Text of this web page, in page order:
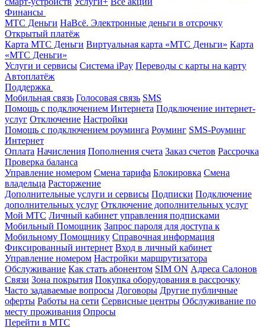
Финансы
МТС Деньги НаВсё. Электронные деньги в отсрочку
Открытый платёж
Карта МТС Деньги Виртуальная карта «МТС Деньги» Карта
«МТС Деньги»
Услуги и сервисы Система iPay Переводы с карты на карту
Автоплатёж
Поддержка
Мобильная связь Голосовая связь SMS
Помощь с подключением Интернета Подключение интернет-
услуг Отключение Настройки
Помощь с подключением роуминга Роуминг SMS-Роуминг
Интернет
Оплата Начисления Пополнения счета Заказ счетов Рассрочка
Проверка баланса
Управление номером Смена тарифа Блокировка Смена
владельца Расторжение
Дополнительные услуги и сервисы Подписки Подключение
дополнительных услуг Отключение дополнительных услуг
Мой МТС Личный кабинет управления подписками
Мобильный Помощник Запрос пароля для доступа к
Мобильному Помощнику Справочная информация
Фиксированный интернет Вход в личный кабинет
Управление номером Настройки маршрутизатора
Обслуживание Как стать абонентом SIM ON Адреса Салонов
Связи Зона покрытия Покупка оборудования в рассрочку
Часто задаваемые вопросы Договоры Другие публичные
оферты Работы на сети Сервисные центры Обслуживание по
месту проживания Опросы
Перейти в МТС